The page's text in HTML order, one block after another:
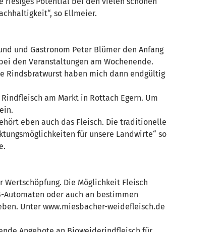
so Ellmeier.
und Gastronom Peter Blümer den Anfang
den Veranstaltungen am Wochenende.
Rindsbratwurst haben mich dann endgültig
am Markt in Rottach Egern. Um
eben auch das Fleisch. Die traditionelle
für unsere Landwirte“ so
Die Möglichkeit Fleisch
oder auch an bestimmen
Unter www.miesbacher-weidefleisch.de